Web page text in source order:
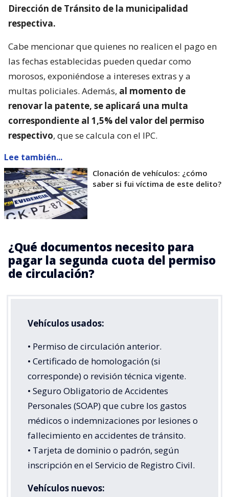
Dirección de Tránsito de la municipalidad
respectiva.
Cabe mencionar que quienes no realicen el pago en
las fechas establecidas pueden quedar como
morosos, exponiéndose a intereses extras y a
multas policiales. Además, al momento de
renovar la patente, se aplicará una multa
correspondiente al 1,5% del valor del permiso
respectivo, que se calcula con el IPC.
Lee también...
Clonación de vehículos: ¿cómo
saber si fui víctima de este delito?
¿Qué documentos necesito para
pagar la segunda cuota del permiso
de circulación?
Vehículos usados:
• Permiso de circulación anterior.
• Certificado de homologación (si
corresponde) o revisión técnica vigente.
• Seguro Obligatorio de Accidentes
Personales (SOAP) que cubre los gastos
médicos o indemnizaciones por lesiones o
fallecimiento en accidentes de tránsito.
• Tarjeta de dominio o padrón, según
inscripción en el Servicio de Registro Civil.
Vehículos nuevos: